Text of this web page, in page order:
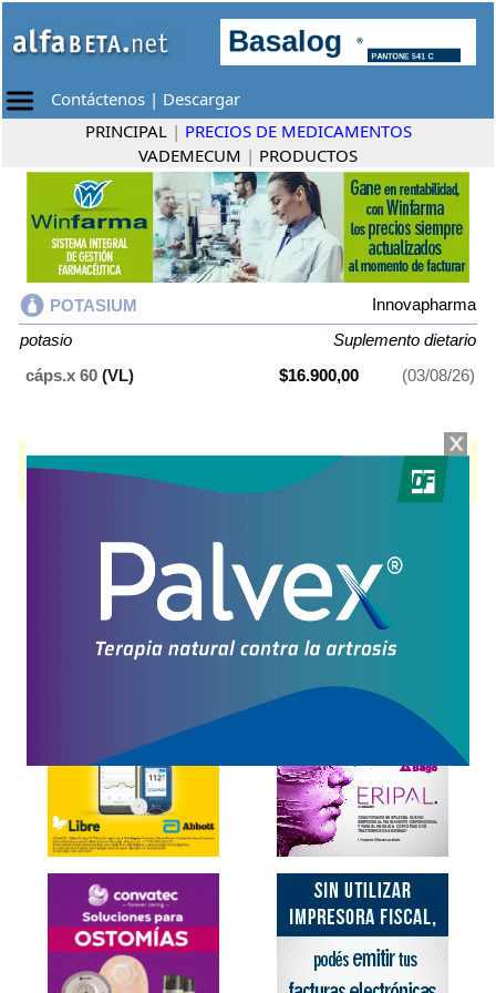
Contáctenos | Descargar
PRINCIPAL | PRECIOS DE MEDICAMENTOS
VADEMECUM | PRODUCTOS
POTASIUM
Innovapharma
potasio
Suplemento dietario
cáps.x 60 (VL) $16.900,00 (03/08/26)
Suplemento dietario. Es
Innovapharma y cuenta con 1 presentación disponible.
Explorar más
Otros productos con
potasio
Otros productos de
Innovapharma